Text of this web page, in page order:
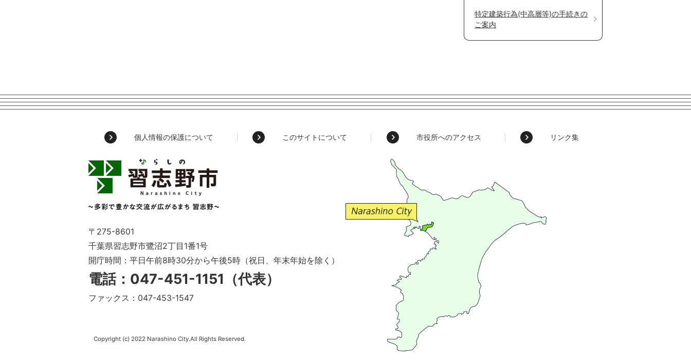
特定建築行為(中高層等)の手続きの
ご案内
個人情報の保護について このサイトについて 市役所へのアクセス リンク集
習
志
Narashino
～
多
彩
で
豊
か
な
交
広
〒275-8601
千葉県習志野市鷺沼2丁目1番1号
開庁時間：平日午前8時30分から午後5時（祝日、年末年始を除く）
電話：047-451-1151（代表）
ファックス：047-453-1547
Copyright (c) 2022 Narashino City.All Rights Reserved.